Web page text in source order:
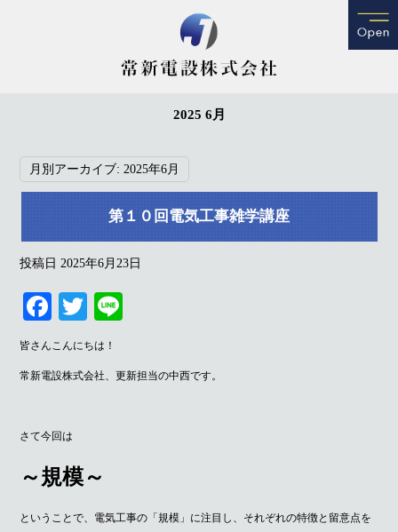
2025 6月
月別アーカイブ:2025年6月
第１０回電気工事雑学講座
投稿日 2025年6月23日
Fa
ce
bo
ok
T
wi
tte
r
皆さんこんにちは！
常新電設株式会社、更新担当の中西です。
さて今回は
～規模～
ということで、電気工事の「規模」に注目し、それぞれの特徴と留意点を